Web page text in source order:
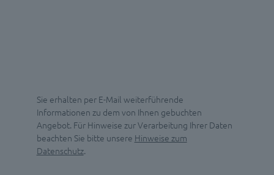
Sie erhalten per E-Mail weiterführende
Informationen zu dem von Ihnen gebuchten
Angebot. Für Hinweise zur Verarbeitung Ihrer Daten
beachten Sie bitte unsere Hinweise zum
Datenschutz.